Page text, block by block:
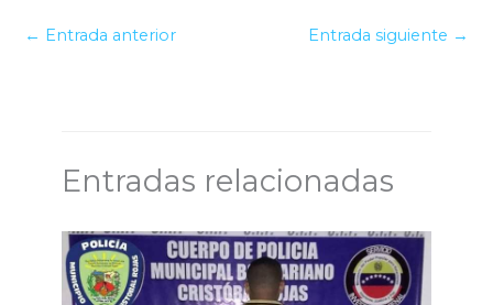
← Entrada anterior Entrada siguiente →
Entradas relacionadas